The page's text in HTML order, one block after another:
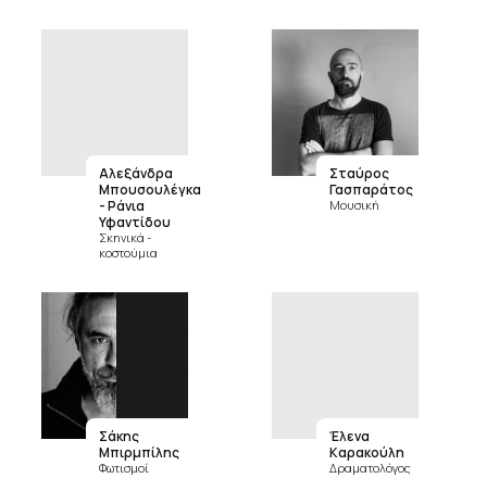
Αλεξάνδρα
Μπουσουλέγκα
- Ράνια
Υφαντίδου
Σκηνικά -
κοστούμια
Σταύρος
Γασπαράτος
Μουσική
Σάκης
Μπιρμπίλης
Φωτισμοί
Έλενα
Καρακούλη
Δραματολόγος